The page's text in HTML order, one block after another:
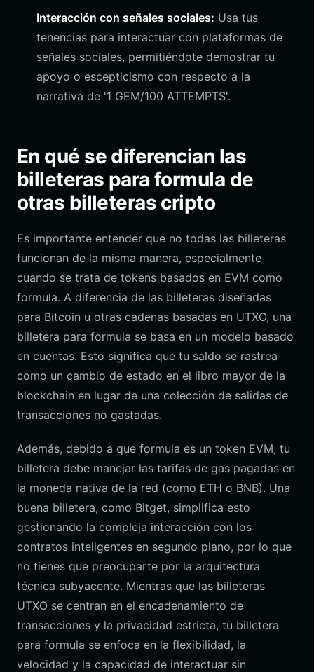
Interacción con señales sociales: Usa tus
tenencias para interactuar con plataformas de
señales sociales, permitiéndote demostrar tu
apoyo o escepticismo con respecto a la
narrativa de '1 GEM/100 ATTEMPTS'.
En qué se diferencian las
billeteras para formula de
otras billeteras cripto
Es importante entender que no todas las billeteras
funcionan de la misma manera, especialmente
cuando se trata de tokens basados en EVM como
formula. A diferencia de las billeteras diseñadas
para Bitcoin u otras cadenas basadas en UTXO, una
billetera para formula se basa en un modelo basado
en cuentas. Esto significa que tu saldo se rastrea
como un cambio de estado en el libro mayor de la
blockchain en lugar de una colección de salidas de
transacciones no gastadas.
Además, debido a que formula es un token EVM, tu
billetera debe manejar las tarifas de gas pagadas en
la moneda nativa de la red (como ETH o BNB). Una
buena billetera, como Bitget, simplifica esto
gestionando la compleja interacción con los
contratos inteligentes en segundo plano, por lo que
no tienes que preocuparte por la arquitectura
técnica subyacente. Mientras que las billeteras
UTXO se centran en el encadenamiento de
transacciones y la privacidad estricta, tu billetera
para formula se enfoca en la flexibilidad, la
velocidad y la capacidad de interactuar sin